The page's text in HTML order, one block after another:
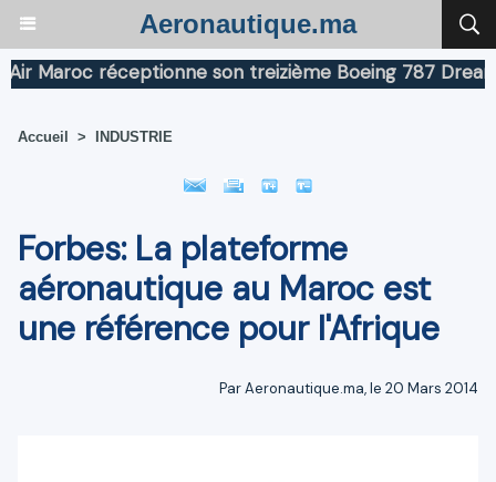
Aeronautique.ma
Maroc réceptionne son treizième Boeing 787
Accueil > INDUSTRIE
Forbes: La plateforme
aéronautique au Maroc est
une référence pour l'Afrique
Par Aeronautique.ma, le 20 Mars 2014